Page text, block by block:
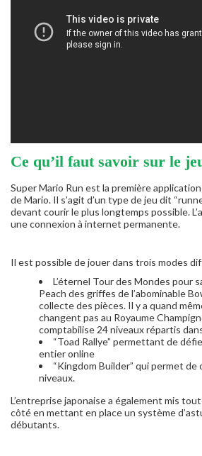
Ce qu’il faut savoir sur le
Super Mario Run est la première
de Mario. Il s’agit d’un type de jeu dit
devant courir le plus longtemps possible.
une connexion à internet permanente.
Il est possible de jouer dans trois modes
L’éternel Tour des Mondes pour
Peach des griffes de l’abominable
collecte des pièces. Il y a quand
changent pas au Royaume
comptabilise 24 niveaux répartis
“Toad Rallye” permettant de
entier online
“Kingdom Builder” qui permet
niveaux.
L’entreprise japonaise a également mis
côté en mettant en place un système
débutants.